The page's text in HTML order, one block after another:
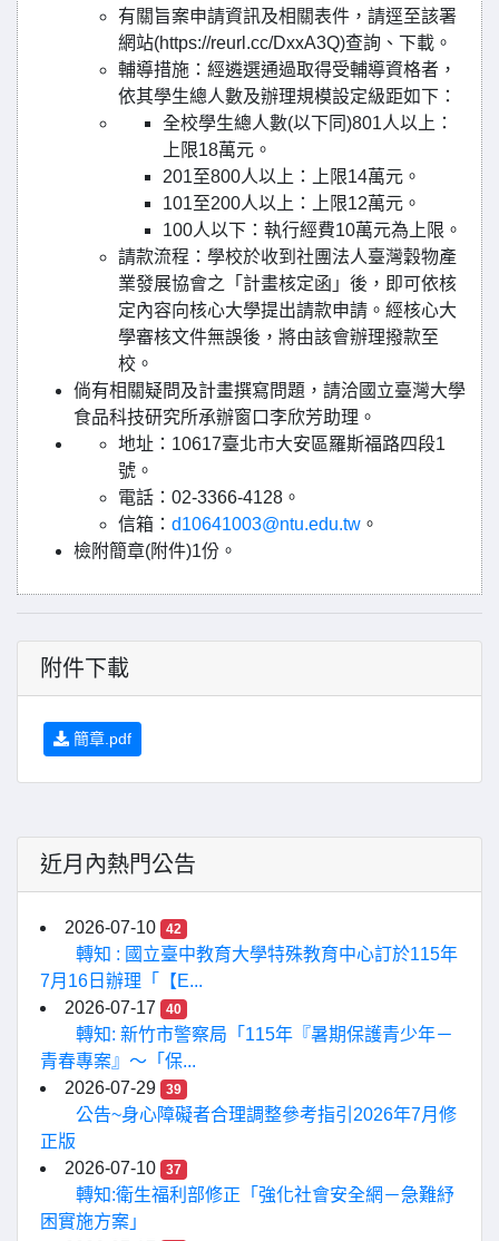
有關旨案申請資訊及相關表件，請逕至該署
網站(https://reurl.cc/DxxA3Q)查詢、下載。
輔導措施：經遴選通過取得受輔導資格者，
依其學生總人數及辦理規模設定級距如下：
全校學生總人數(以下同)801人以上：
上限18萬元。
201至800人以上：上限14萬元。
101至200人以上：上限12萬元。
100人以下：執行經費10萬元為上限。
請款流程：學校於收到社團法人臺灣穀物產
業發展協會之「計畫核定函」後，即可依核
定內容向核心大學提出請款申請。經核心大
學審核文件無誤後，將由該會辦理撥款至
校。
倘有相關疑問及計畫撰寫問題，請洽國立臺灣大學
食品科技研究所承辦窗口李欣芳助理。
地址：10617臺北市大安區羅斯福路四段1
號。
電話：02-3366-4128。
信箱： d10641003@ntu.edu.tw 。
檢附簡章(附件)1份。
附件下載
簡章.pdf
近月內熱門公告
2026-07-10 42
轉知 : 國立臺中教育大學特殊教育中心訂於115年
7月16日辦理「【E...
2026-07-17
40
轉知: 新竹市警察局「115年『暑期保護青少年－
青春專案』〜「保...
2026-07-29
39
公告~身心障礙者合理調整參考指引2026年7月修
正版
2026-07-10
37
轉知:衛生福利部修正「強化社會安全網－急難紓
困實施方案」